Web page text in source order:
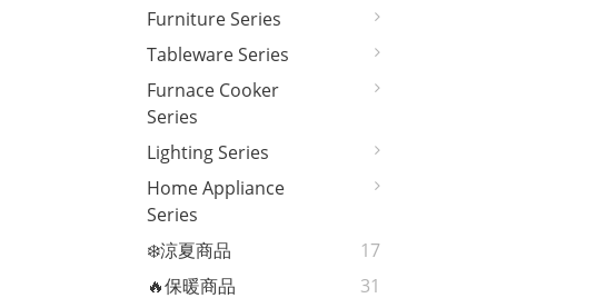
Furniture Series
Tableware Series
Furnace Cooker
Series
Lighting Series
Home Appliance
Series
❄️涼夏商品
17
🔥保暖商品
31